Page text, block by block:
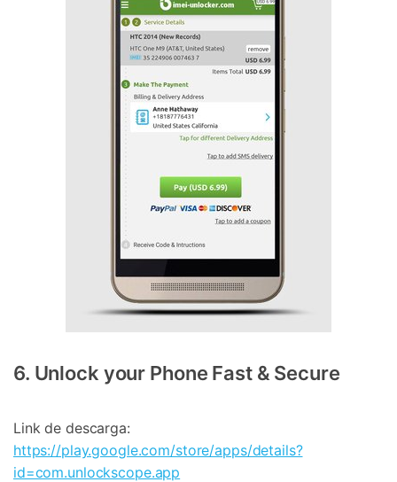
6. Unlock your Phone Fast & Secure
Link de descarga:
https://play.google.com/store/apps/details?
id=com.unlockscope.app